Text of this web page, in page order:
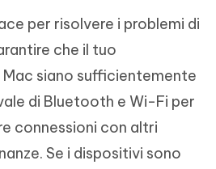
per risolvere i problemi di
che il tuo
siano sufficientemente
di Bluetooth e Wi-Fi per
connessioni con altri
Se i dispositivi sono